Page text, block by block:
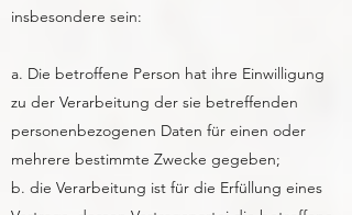
insbesondere sein:
a. Die betroffene Person hat ihre Einwilligung
zu der Verarbeitung der sie betreffenden
personenbezogenen Daten für einen oder
mehrere bestimmte Zwecke gegeben;
b. die Verarbeitung ist für die Erfüllung eines